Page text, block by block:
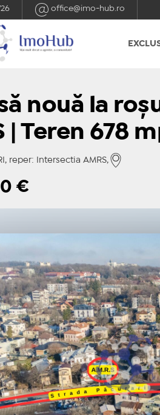
office@imo-hub.ro
nouă la
| Teren 678
reper: Intersectia AMRS,
€